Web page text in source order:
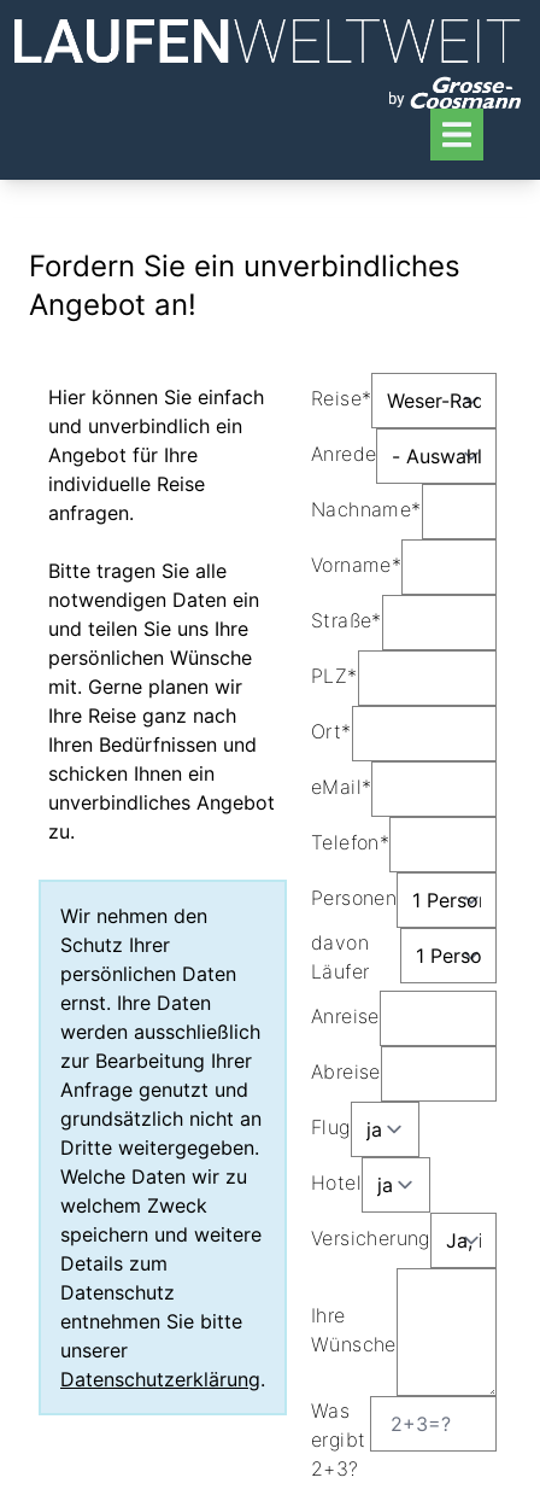
Fordern Sie ein unverbindliches
Angebot an!
Hier können Sie einfach
und unverbindlich ein
Angebot für Ihre
individuelle Reise
anfragen.
Bitte tragen Sie alle
notwendigen Daten ein
und teilen Sie uns Ihre
persönlichen Wünsche
mit. Gerne planen wir
Ihre Reise ganz nach
Ihren Bedürfnissen und
schicken Ihnen ein
unverbindliches Angebot
zu.
Wir nehmen den
Schutz Ihrer
persönlichen Daten
ernst. Ihre Daten
werden ausschließlich
zur Bearbeitung Ihrer
Anfrage genutzt und
grundsätzlich nicht an
Dritte weitergegeben.
Welche Daten wir zu
welchem Zweck
speichern und weitere
Details zum
Datenschutz
entnehmen Sie bitte
unserer
Datenschutzerklärung.
Reise*
Anrede
Nachname*
Vorname*
Straße*
PLZ*
Ort*
eMail*
Telefon*
Personen
davon
Läufer
Anreise
Abreise
Flug
Hotel
Versicherung
Ihre
Wünsche
Was
ergibt
2+3?